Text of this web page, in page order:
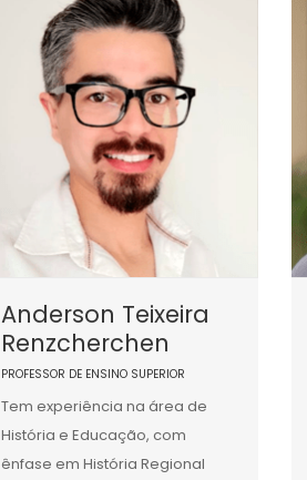
Anderson Teixeira
Renzcherchen
PROFESSOR DE ENSINO SUPERIOR
Tem experiência na área de
História e Educação, com
ênfase em História Regional